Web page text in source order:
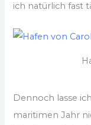
ich natürlich fast
Dennoch lasse
maritimen Jahr